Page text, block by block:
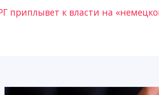
приплывет к власти на